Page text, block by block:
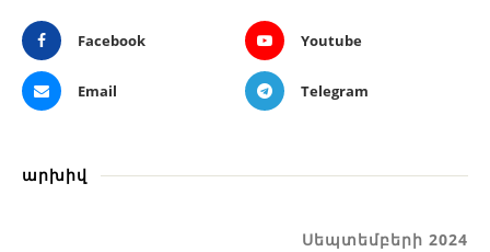
Facebook Youtube
Email Telegram
արխիվ
Սեպտեմբերի 2024